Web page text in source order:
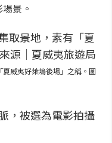
景。
威夷好萊塢後場」之稱。圖